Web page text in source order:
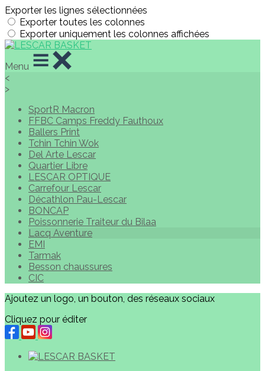
Exporter les lignes sélectionnées
Exporter toutes les colonnes
Exporter uniquement les colonnes affichées
Menu
<
>
SportR Macron
FFBC Camps Freddy Fauthoux
Ballers Print
Tchin Tchin Wok
Del Arte Lescar
Quartier Libre
LESCAR OPTIQUE
Carrefour Lescar
Décathlon Pau-Lescar
BONCAP
Poissonnerie Traiteur du Bilaa
Lacq Aventure
EMI
Tarmak
Besson chaussures
CIC
Ajoutez un logo, un bouton, des réseaux sociaux
Cliquez pour éditer